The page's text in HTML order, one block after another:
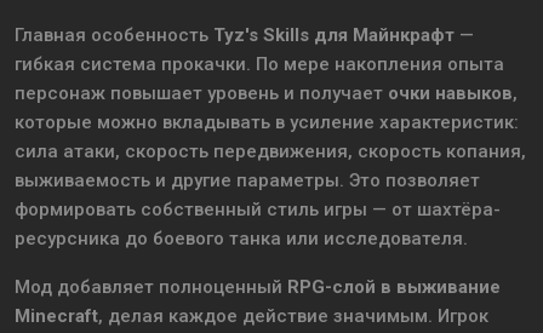
Главная особенность Tyz's Skills для Майнкрафт —
гибкая система прокачки. По мере накопления опыта
персонаж повышает уровень и получает очки навыков,
которые можно вкладывать в усиление характеристик:
сила атаки, скорость передвижения, скорость копания,
выживаемость и другие параметры. Это позволяет
формировать собственный стиль игры — от шахтёра-
ресурсника до боевого танка или исследователя.
Мод добавляет полноценный RPG-слой в выживание
Minecraft, делая каждое действие значимым. Игрок